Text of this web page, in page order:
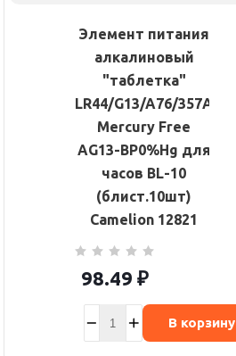
Элемент питания
алкалиновый
"таблетка"
LR44/G13/A76/357A
Mercury Free
AG13-BP0%Hg для
часов BL-10
(блист.10шт)
Camelion 12821
98.49 ₽
В корзину